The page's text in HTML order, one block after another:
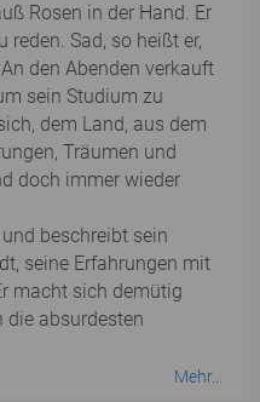
Rosen in der Hand. Er
reden. Sad, so heißt er,
den Abenden verkauft
sein Studium zu
dem Land, aus dem
Träumen und
doch immer wieder
beschreibt sein
seine Erfahrungen mit
macht sich demütig
die absurdesten
Mehr...